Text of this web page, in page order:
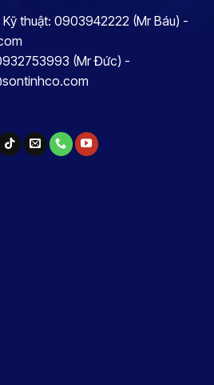
thuật: 0903942222 (Mr Báu) -
(Mr Đức) -